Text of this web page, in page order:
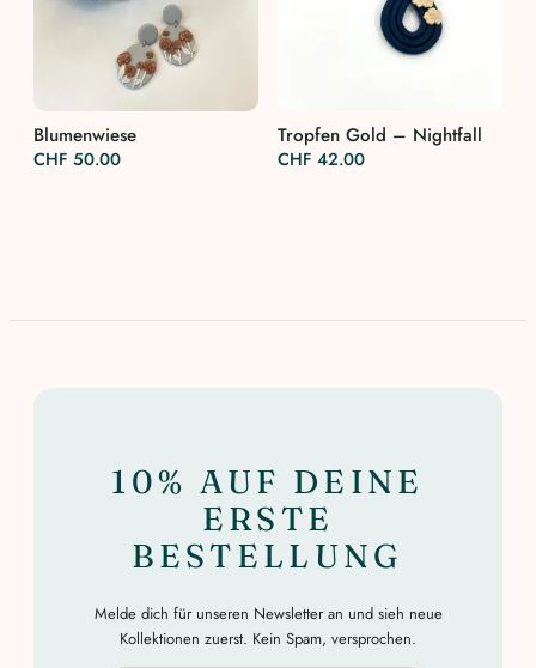
Blumenwiese
CHF 50.00
Tropfen Gold – Nightfall
CHF 42.00
10% AUF DEINE
ERSTE
BESTELLUNG
Melde dich für unseren Newsletter an und sieh neue
Kollektionen zuerst. Kein Spam, versprochen.